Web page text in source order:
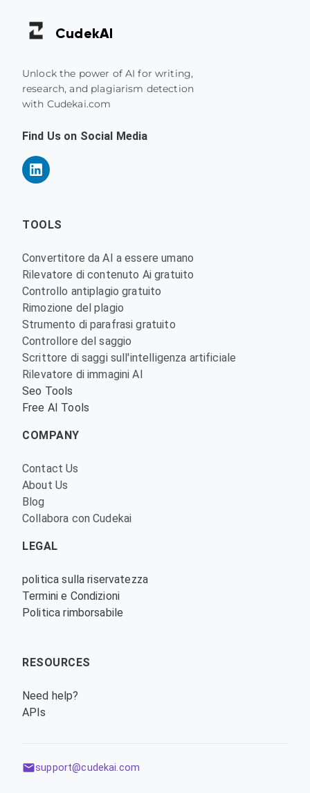
CudekAI
Unlock the power of AI for writing,
research, and plagiarism detection
with Cudekai.com
Find Us on Social Media
TOOLS
Convertitore da AI a essere umano
Rilevatore di contenuto Ai gratuito
Controllo antiplagio gratuito
Rimozione del plagio
Strumento di parafrasi gratuito
Controllore del saggio
Scrittore di saggi sull'intelligenza artificiale
Rilevatore di immagini AI
Seo Tools
Free AI Tools
COMPANY
Contact Us
About Us
Blog
Collabora con Cudekai
LEGAL
politica sulla riservatezza
Termini e Condizioni
Politica rimborsabile
RESOURCES
Need help?
APIs
support@cudekai.com